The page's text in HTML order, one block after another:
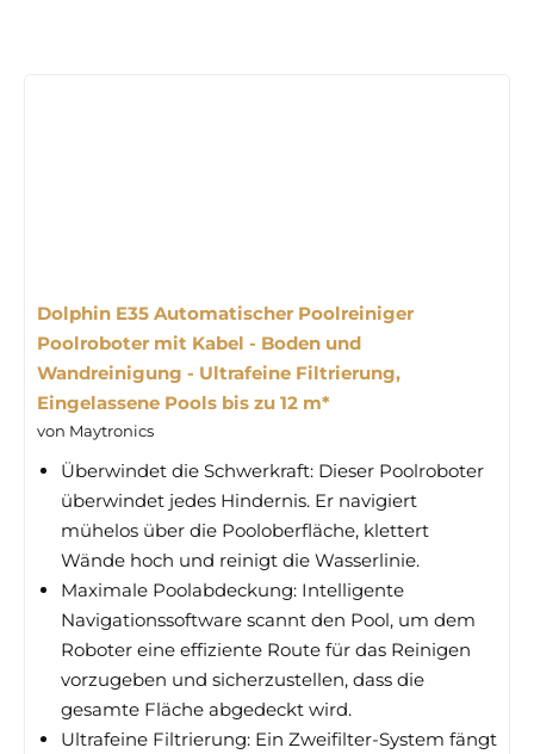
Dolphin E35 Automatischer Poolreiniger
Poolroboter mit Kabel - Boden und
Wandreinigung - Ultrafeine Filtrierung,
Eingelassene Pools bis zu 12 m*
von Maytronics
Überwindet die Schwerkraft: Dieser Poolroboter
überwindet jedes Hindernis. Er navigiert
mühelos über die Pooloberfläche, klettert
Wände hoch und reinigt die Wasserlinie.
Maximale Poolabdeckung: Intelligente
Navigationssoftware scannt den Pool, um dem
Roboter eine effiziente Route für das Reinigen
vorzugeben und sicherzustellen, dass die
gesamte Fläche abgedeckt wird.
Ultrafeine Filtrierung: Ein Zweifilter-System fängt